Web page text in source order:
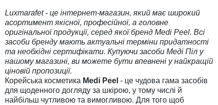
Luxmarafet - це інтернет-магазин, який має широкий
асортимент якісної, професійної, а головне
оригінальної продукції, серед якої бренд Medi Peel. Всі
засоби бренду мають актуальні терміни придатності
та необхідні сертифікати. Купуючи засоби Меді Піл у
нашому магазині, ви можете бути впевнені у найкращій
ціновій пропозиції.
Корейська косметика Medi Peel - це чудова гама засобів
для щоденного догляду за шкірою, у тому числі й
найбільш чутливою та вимогливою. Для того щоб